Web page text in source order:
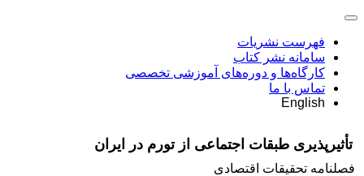
فهرست نشریات
سامانه نشر کتاب
کارگاه‌ها و دوره‌های آموزشی تخصصی
تماس با ما
English
تأثیرپذیری طبقات اجتماعی از تورم در ایران
فصلنامه تحقیقات اقتصادی